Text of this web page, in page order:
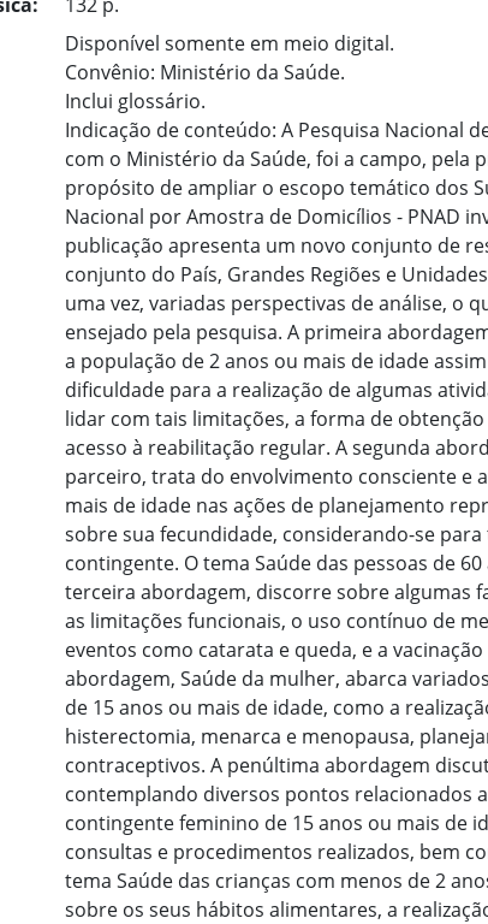
Disponível somente em meio digital.
Convênio: Ministério da Saúde.
Inclui glossário.
Indicação de conteúdo: A Pesquisa Nacional
com o Ministério da Saúde, foi a campo, pela
propósito de ampliar o escopo temático dos
Nacional por Amostra de Domicílios - PNAD
publicação apresenta um novo conjunto de
conjunto do País, Grandes Regiões e
uma vez, variadas perspectivas de análise, o
ensejado pela pesquisa. A primeira
a população de 2 anos ou mais de idade
dificuldade para a realização de algumas
lidar com tais limitações, a forma de
acesso à reabilitação regular. A segunda
parceiro, trata do envolvimento consciente e
mais de idade nas ações de planejamento
sobre sua fecundidade, considerando-se
contingente. O tema Saúde das pessoas de
terceira abordagem, discorre sobre algumas
as limitações funcionais, o uso contínuo de
eventos como catarata e queda, e a
abordagem, Saúde da mulher, abarca
de 15 anos ou mais de idade, como a
histerectomia, menarca e menopausa,
contraceptivos. A penúltima abordagem
contemplando diversos pontos relacionados
contingente feminino de 15 anos ou mais de
consultas e procedimentos realizados, bem
tema Saúde das crianças com menos de 2
sobre os seus hábitos alimentares, a